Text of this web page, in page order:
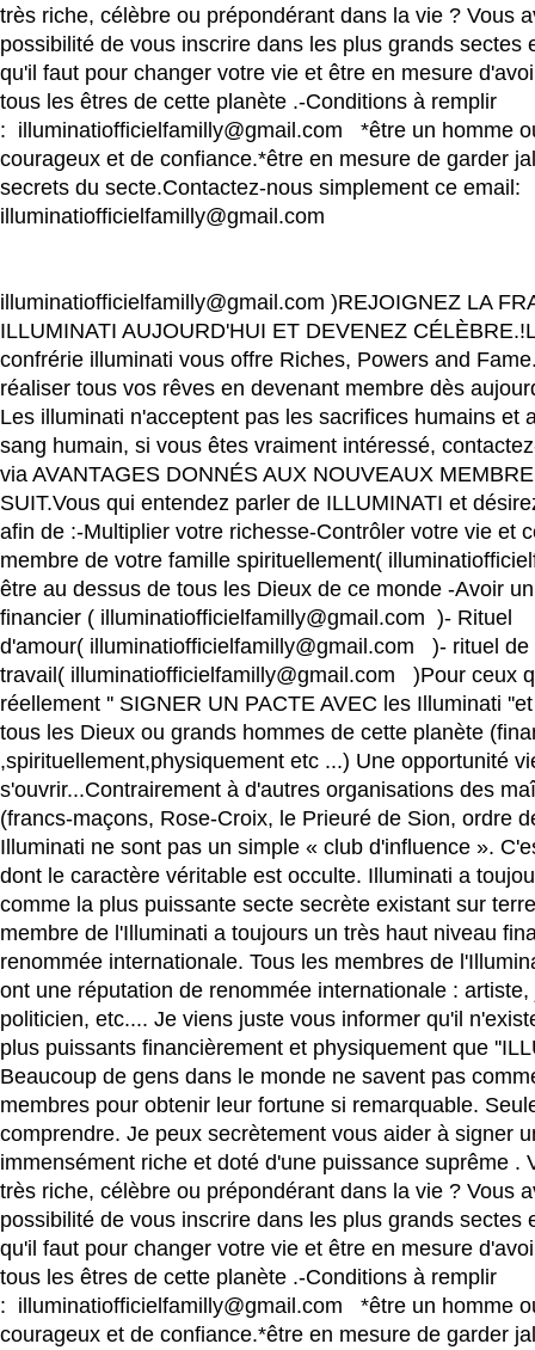
très riche, célèbre ou prépondérant dans la vie ? Vous
possibilité de vous inscrire dans les plus grands sectes
qu'il faut pour changer votre vie et être en mesure
tous les êtres de cette planète .-Conditions à remplir
: illuminatiofficielfamilly@gmail.com *être un homme
courageux et de confiance.*être en mesure de garder
secrets du secte.Contactez-nous simplement ce email:
illuminatiofficielfamilly@gmail.com
illuminatiofficielfamilly@gmail.com )REJOIGNEZ LA
ILLUMINATI AUJOURD'HUI ET DEVENEZ
confrérie illuminati vous offre Riches, Powers and
réaliser tous vos rêves en devenant membre dès
Les illuminati n'acceptent pas les sacrifices humains et
sang humain, si vous êtes vraiment intéressé,
via AVANTAGES DONNÉS AUX NOUVEAUX
SUIT.Vous qui entendez parler de ILLUMINATI et
afin de :-Multiplier votre richesse-Contrôler votre vie et
membre de votre famille spirituellement(
être au dessus de tous les Dieux de ce monde -Avoir
financier ( illuminatiofficielfamilly@gmail.com )- Rituel
d'amour( illuminatiofficielfamilly@gmail.com )- rituel de
travail( illuminatiofficielfamilly@gmail.com )Pour ceux
réellement '' SIGNER UN PACTE AVEC les Illuminati
tous les Dieux ou grands hommes de cette planète
,spirituellement,physiquement etc ...) Une opportunité
s'ouvrir...Contrairement à d'autres organisations des
(francs-maçons, Rose-Croix, le Prieuré de Sion, ordre
Illuminati ne sont pas un simple « club d'influence ».
dont le caractère véritable est occulte. Illuminati a
comme la plus puissante secte secrète existant sur
membre de l'Illuminati a toujours un très haut niveau
renommée internationale. Tous les membres de
ont une réputation de renommée internationale :
politicien, etc.... Je viens juste vous informer qu'il
plus puissants financièrement et physiquement que
Beaucoup de gens dans le monde ne savent pas
membres pour obtenir leur fortune si remarquable.
comprendre. Je peux secrètement vous aider à signer
immensément riche et doté d'une puissance suprême .
très riche, célèbre ou prépondérant dans la vie ? Vous
possibilité de vous inscrire dans les plus grands sectes
qu'il faut pour changer votre vie et être en mesure
tous les êtres de cette planète .-Conditions à remplir
: illuminatiofficielfamilly@gmail.com *être un homme
courageux et de confiance.*être en mesure de garder